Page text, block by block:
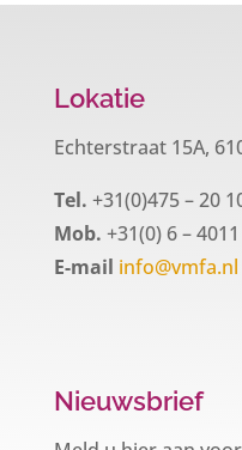
Lokatie
Echterstraat 15A,
Tel. +31(0)475 – 20
Mob. +31(0) 6 –
E-mail info@vmfa.nl
Nieuwsbrief